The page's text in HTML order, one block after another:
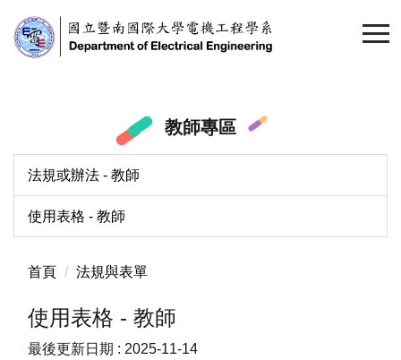
到
教師專區
法規或辦法 - 教師
使用表格 - 教師
首頁 法規與表單
使用表格 - 教師
最後更新日期 : 2025-11-14